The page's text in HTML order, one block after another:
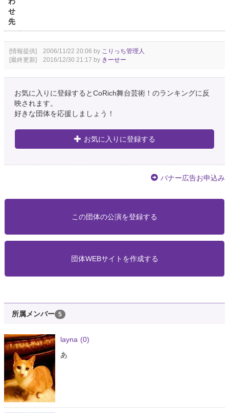
せ
先
[情報提供] 2006/11/22 20:06 by こりっち管理人
[最終更新] 2016/12/30 21:17 by きーせー
お気に入りに登録するとCoRich舞台芸術！のランキングに反
映されます。
好きな団体を応援しましょう！
お気に入りに登録する
バナー広告お申込み
この団体の公演を登録する
団体WEBサイトを作成する
所属メンバー 5
layna (0)
あ